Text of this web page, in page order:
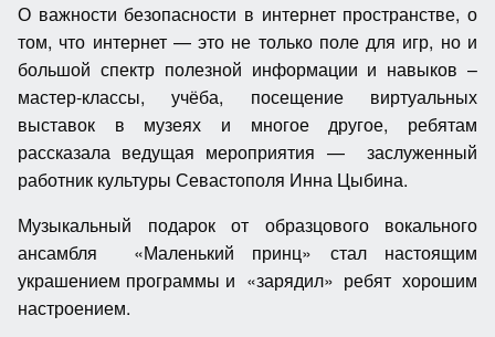
О важности безопасности в интернет пространстве, о
том, что интернет — это не только поле для игр, но и
большой спектр полезной информации и навыков –
мастер-классы, учёба, посещение виртуальных
выставок в музеях и многое другое, ребятам
рассказала ведущая мероприятия — заслуженный
работник культуры Севастополя Инна Цыбина.
Музыкальный подарок от образцового вокального
ансамбля «Маленький принц» стал настоящим
украшением программы и «зарядил» ребят хорошим
настроением.